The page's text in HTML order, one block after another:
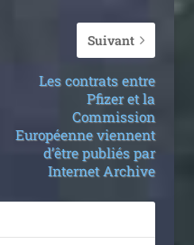
Suivant
Les contrats entre
Pfizer et la
Commission
Européenne viennent
d’être publiés par
Internet Archive